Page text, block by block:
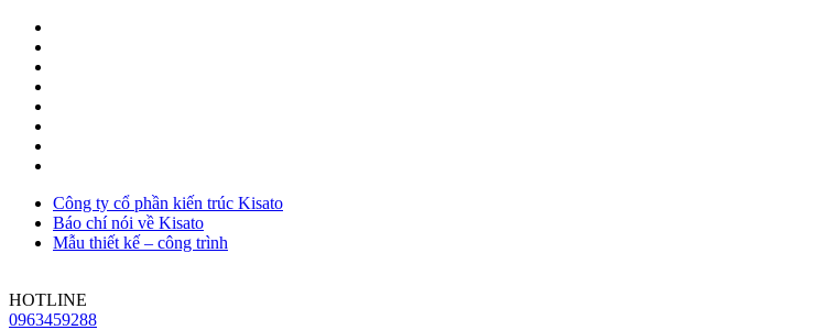
Công ty cổ phần kiến trúc Kisato
Báo chí nói về Kisato
Mẫu thiết kế – công trình
HOTLINE
0963459288